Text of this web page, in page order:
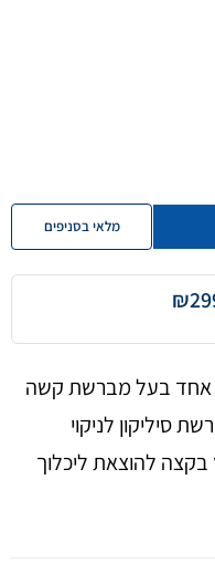
מלאי בסניפים
אחד בעל מברשת קשה
סיליקון לניקוי
בקצה להוצאת ליכלוך